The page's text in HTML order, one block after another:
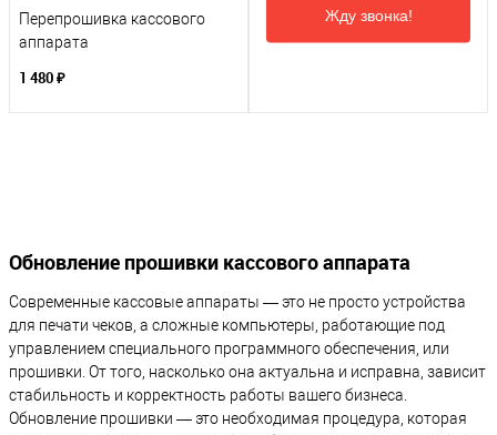
Перепрошивка кассового
аппарата
1 480 ₽
Жду звонка!
Обновление прошивки кассового аппарата
Современные кассовые аппараты — это не просто устройства
для печати чеков, а сложные компьютеры, работающие под
управлением специального программного обеспечения, или
прошивки. От того, насколько она актуальна и исправна, зависит
стабильность и корректность работы вашего бизнеса.
Обновление прошивки — это необходимая процедура, которая